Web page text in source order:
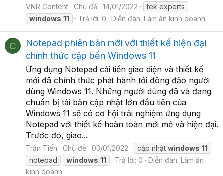
VNR Content Chủ đề 14/01/2022
tek experts
windows 11 Trả lời: 0 Diễn đàn: Làm ăn kinh doanh
C
Notepad phiên bản mới với thiết kế hiện đại
chính thức cập bến Windows 11
Ứng dụng Notepad cải tiến giao diện và thiết kế
mới đã chính thức phát hành tới đông đảo người
dùng Windows 11. Những người dùng đã và đang
chuẩn bị tải bản cập nhật lớn đầu tiên của
Windows 11 sẽ có cơ hội trải nghiệm ứng dụng
Notepad với thiết kế hoàn toàn mới mẻ và hiện đại.
Trước đó, giao...
Trần Tiến Chủ đề 03/01/2022 cập nhật windows 11
notepad
windows 11 Trả lời: 0 Diễn đàn: Làm ăn
kinh doanh